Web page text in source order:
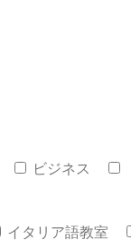
ビジネス
イタリア語教室